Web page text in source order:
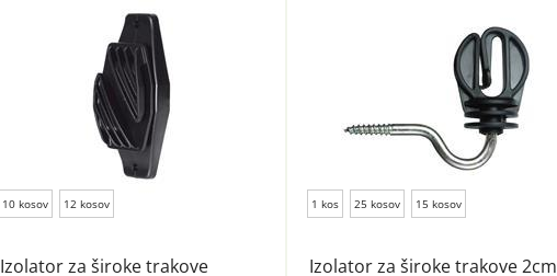
10 kosov 12 kosov
Izolator za široke trakove
1 kos 25 kosov 15 kosov
Izolator za široke trakove 2cm